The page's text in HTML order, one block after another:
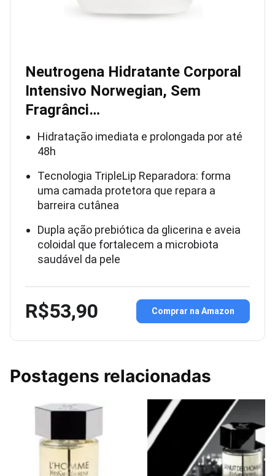
Neutrogena Hidratante Corporal
Intensivo Norwegian, Sem
Fragrânci…
Hidratação imediata e prolongada por até
48h
Tecnologia TripleLip Reparadora: forma
uma camada protetora que repara a
barreira cutânea
Dupla ação prebiótica da glicerina e aveia
coloidal que fortalecem a microbiota
saudável da pele
R$53,90 Comprar na Amazon
Postagens relacionadas